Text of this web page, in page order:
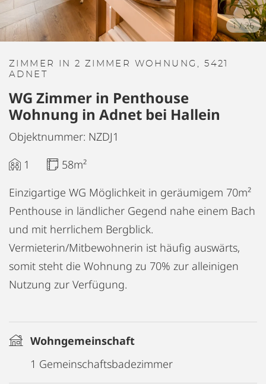
1/26
ZIMMER IN 2 ZIMMER WOHNUNG, 5421
ADNET
WG Zimmer in Penthouse
Wohnung in Adnet bei Hallein
Objektnummer: NZDJ1
1
58m²
Einzigartige WG Möglichkeit in geräumigem 70m²
Penthouse in ländlicher Gegend nahe einem Bach
und mit herrlichem Bergblick.
Vermieterin/Mitbewohnerin ist häufig auswärts,
somit steht die Wohnung zu 70% zur alleinigen
Nutzung zur Verfügung.
Wohngemeinschaft
1 Gemeinschaftsbadezimmer